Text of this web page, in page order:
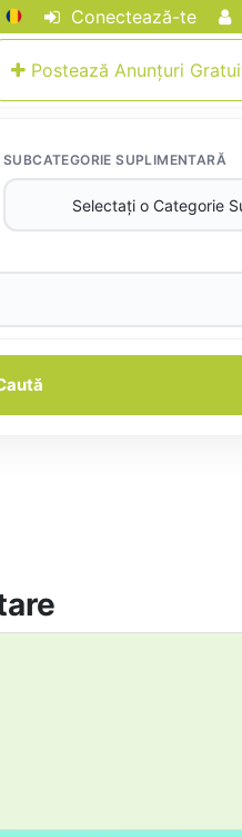
Conectează-te
Postează Anunțuri
SUBCATEGORIE SUPLIMENTARĂ